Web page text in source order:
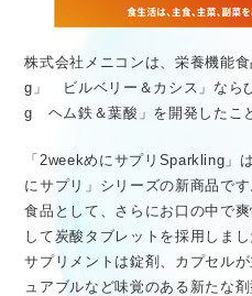
株式会社メニコンは、栄養機能
g」 ビルベリー＆カシス」なら
g ヘム鉄＆葉酸」を開発したこ
「2weekめにサプリSparkling」
にサプリ」シリーズの新商品で
食品として、さらにお口の中で
して炭酸タブレットを採用しまし
サプリメントは錠剤、カプセル
ュアブルなど味覚のある新たな